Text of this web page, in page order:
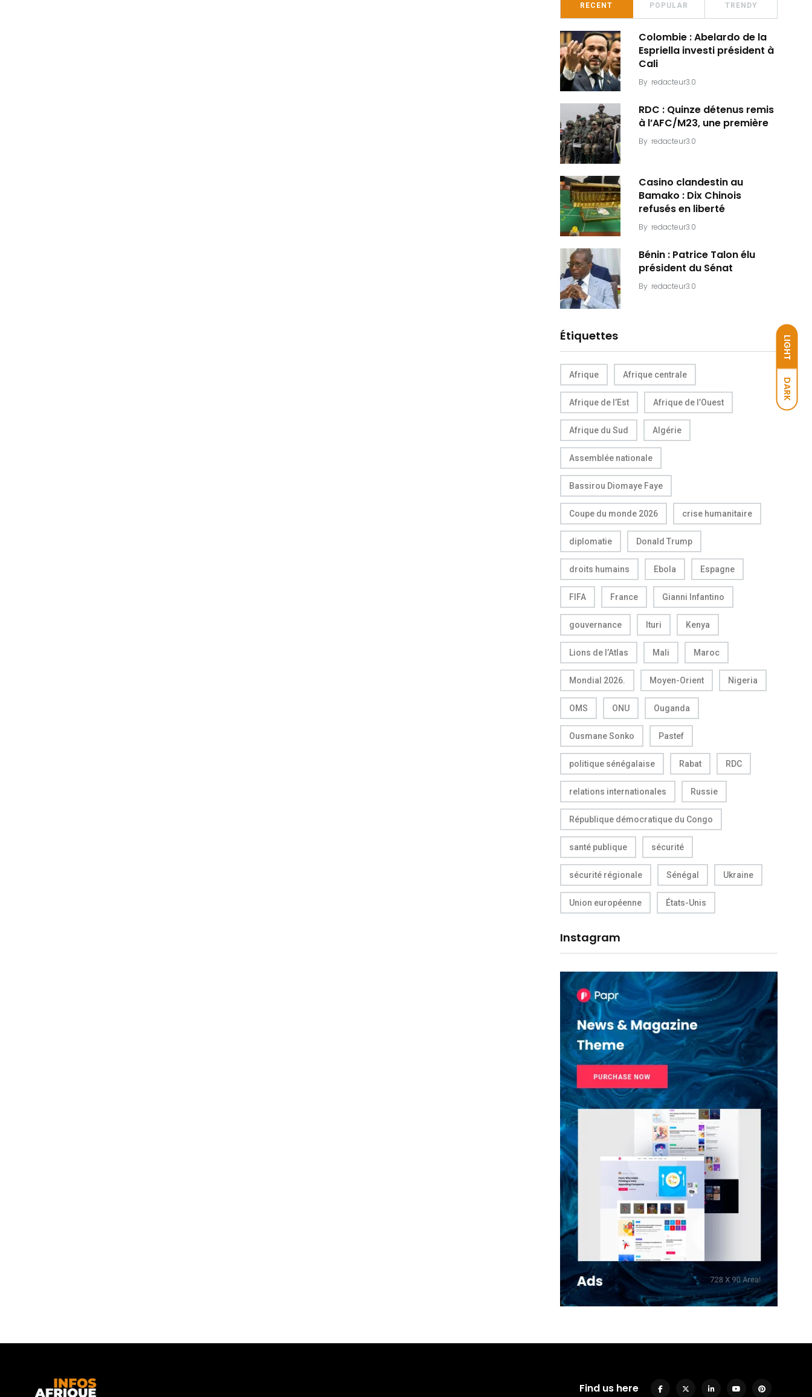
LIGHT
DARK
RECENT POPULAR TRENDY
Colombie : Abelardo de la
Espriella investi président à
Cali
By redacteur3.0
RDC : Quinze détenus remis
à l’AFC/M23, une première
By redacteur3.0
Casino clandestin au
Bamako : Dix Chinois
refusés en liberté
By redacteur3.0
Bénin : Patrice Talon élu
président du Sénat
By redacteur3.0
Étiquettes
Afrique Afrique centrale
Afrique de l’Est Afrique de l’Ouest
Afrique du Sud Algérie
Assemblée nationale
Bassirou Diomaye Faye
Coupe du monde 2026 crise humanitaire
diplomatie Donald Trump
droits humains Ebola Espagne
FIFA France Gianni Infantino
gouvernance Ituri Kenya
Lions de l’Atlas Mali Maroc
Mondial 2026. Moyen-Orient Nigeria
OMS ONU Ouganda
Ousmane Sonko Pastef
politique sénégalaise Rabat RDC
relations internationales Russie
République démocratique du Congo
santé publique sécurité
sécurité régionale Sénégal Ukraine
Union européenne États-Unis
Instagram
Find us here